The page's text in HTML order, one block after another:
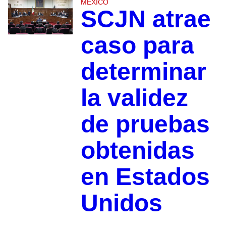
MÉXICO
SCJN atrae
caso para
determinar
la validez
de pruebas
obtenidas
en Estados
Unidos